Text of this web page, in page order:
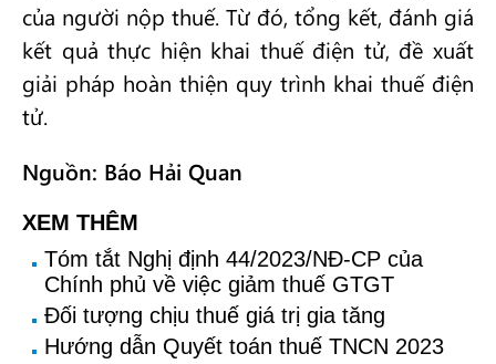
của người nộp thuế. Từ đó, tổng kết, đánh giá
kết quả thực hiện khai thuế điện tử, đề xuất
giải pháp hoàn thiện quy trình khai thuế điện
tử.
Nguồn: Báo Hải Quan
XEM THÊM
Tóm tắt Nghị định 44/2023/NĐ-CP của
Chính phủ về việc giảm thuế GTGT
Đối tượng chịu thuế giá trị gia tăng
Hướng dẫn Quyết toán thuế TNCN 2023